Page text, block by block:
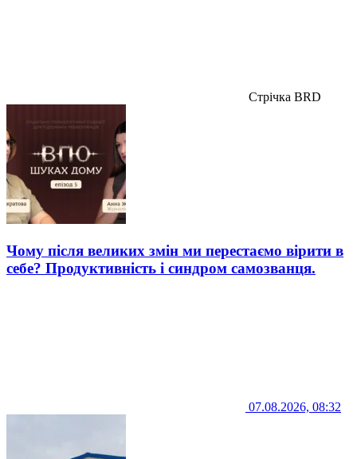
Стрічка BRD
Чому після великих змін ми перестаємо вірити в
себе? Продуктивність і синдром самозванця.
07.08.2026, 08:32